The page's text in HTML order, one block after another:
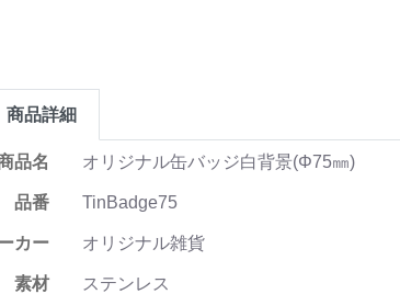
商品詳細
品名 オリジナル缶バッジ白背景(Φ75㎜)
品番 TinBadge75
カー オリジナル雑貨
素材 ステンレス